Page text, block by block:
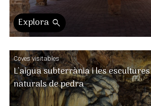
Explora search
Coves visitables
L'aigua subterrània i les escultures
naturals de pedra